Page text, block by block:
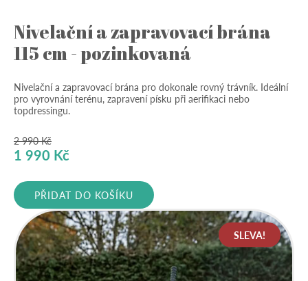
Nivelační a zapravovací brána
115 cm - pozinkovaná
Nivelační a zapravovací brána pro dokonale rovný trávník. Ideální
pro vyrovnání terénu, zapravení písku při aerifikaci nebo
topdressingu.
2 990Kč
Původní
byla:
2
990 Kč.
1 990 Kč
je:
1
990 Kč.
PŘIDAT DO KOŠÍKU
SLEVA!